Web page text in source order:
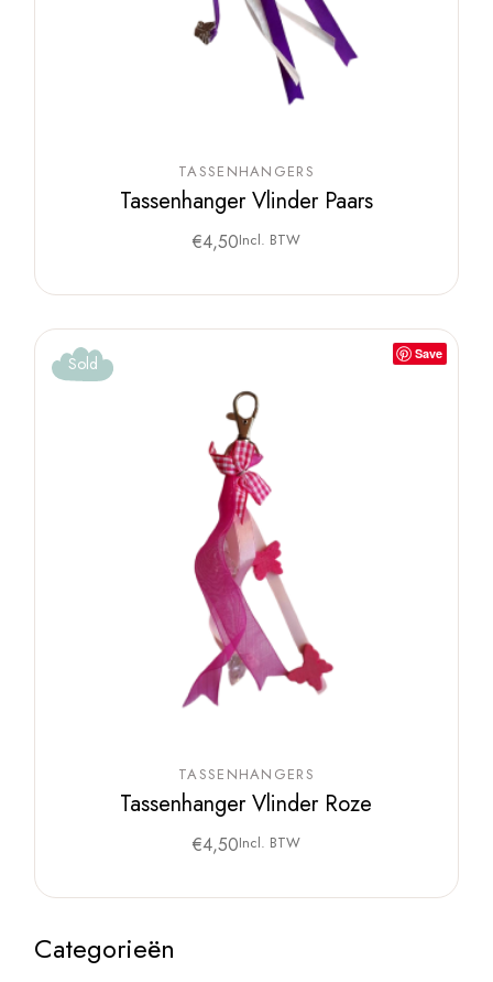
TASSENHANGERS
Tassenhanger Vlinder Paars
€4,50Incl. BTW
Save
Sold
TASSENHANGERS
Tassenhanger Vlinder Roze
€4,50Incl. BTW
Categorieën